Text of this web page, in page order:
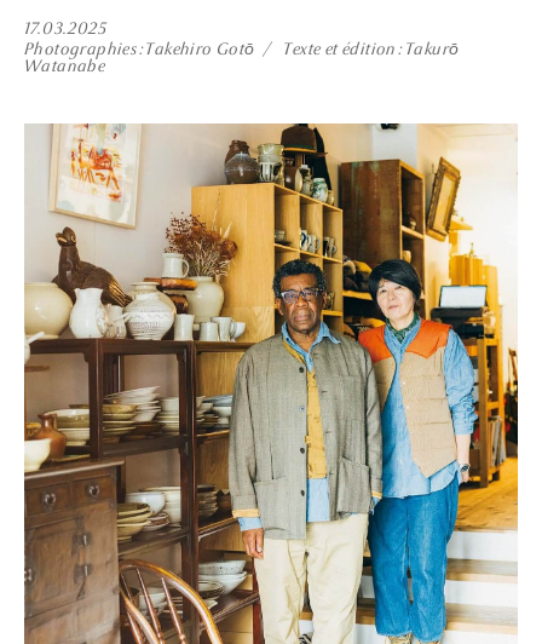
17.03.2025
Photographies Takehiro Gotō Texte et édition Takurō
Watanabe